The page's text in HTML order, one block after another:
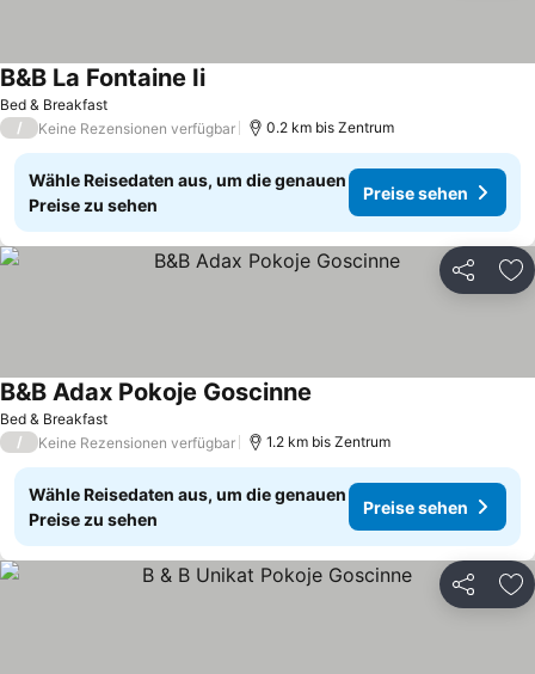
Bed & Breakfast
B&B La Fontaine Ii
/ Keine Rezensionen verfügbar 0.2 km bis Zentrum
Wähle Reisedaten aus, um die genauen
Preise zu sehen
Preise sehen
Teilen
Bed & Breakfast
B&B Adax Pokoje Goscinne
/ Keine Rezensionen verfügbar 1.2 km bis Zentrum
Wähle Reisedaten aus, um die genauen
Preise zu sehen
Preise sehen
Teilen